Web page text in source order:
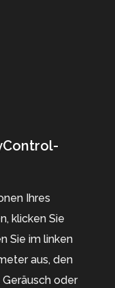
Ihres
klicken Sie
Sie im linken
aus, den
Geräusch oder